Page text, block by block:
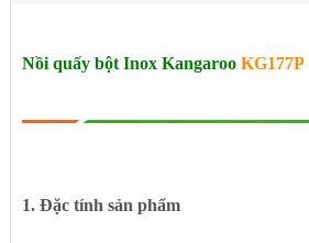
Nồi quấy bột Inox Kangaroo KG177P
1. Đặc tính sản phẩm